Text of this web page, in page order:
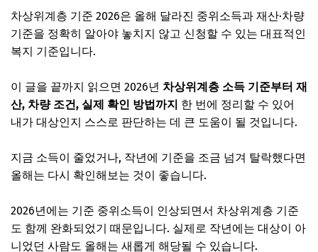
차상위계층 기준 2026은 올해 달라진 중위소득과 재산·차량
기준을 정확히 알아야 놓치지 않고 신청할 수 있는 대표적인
복지 기준입니다.
이 글을 끝까지 읽으면 2026년 차상위계층 소득 기준부터 재
산, 차량 조건, 실제 확인 방법까지 한 번에 정리할 수 있어
내가 대상인지 스스로 판단하는 데 큰 도움이 될 것입니다.
지금 소득이 줄었거나, 작년에 기준을 조금 넘겨 탈락했다면
올해는 다시 확인해보는 것이 좋습니다.
2026년에는 기준 중위소득이 인상되면서 차상위계층 기준
도 함께 완화되었기 때문입니다. 실제로 작년에는 대상이 아
니었던 사람도 올해는 새롭게 해당될 수 있습니다.